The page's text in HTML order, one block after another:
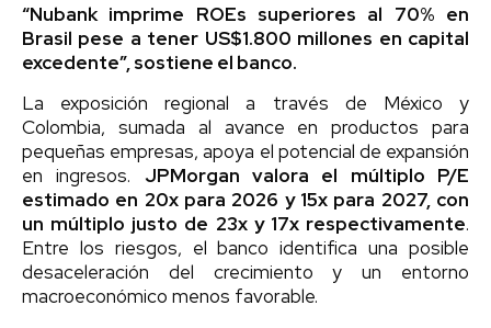
“Nubank imprime ROEs superiores al 70% en
Brasil pese a tener US$1.800 millones en capital
excedente”, sostiene el banco.
La exposición regional a través de México y
Colombia, sumada al avance en productos para
pequeñas empresas, apoya el potencial de expansión
en ingresos. JPMorgan valora el múltiplo P/E
estimado en 20x para 2026 y 15x para 2027, con
un múltiplo justo de 23x y 17x respectivamente.
Entre los riesgos, el banco identifica una posible
desaceleración del crecimiento y un entorno
macroeconómico menos favorable.